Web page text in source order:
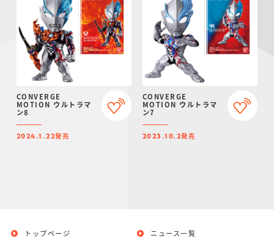
CONVERGE
MOTION ウルトラマ
ン8
2024.1.22発売
CONVERGE
MOTION ウルトラマ
ン7
2023.10.2発売
トップページ ニュース一覧